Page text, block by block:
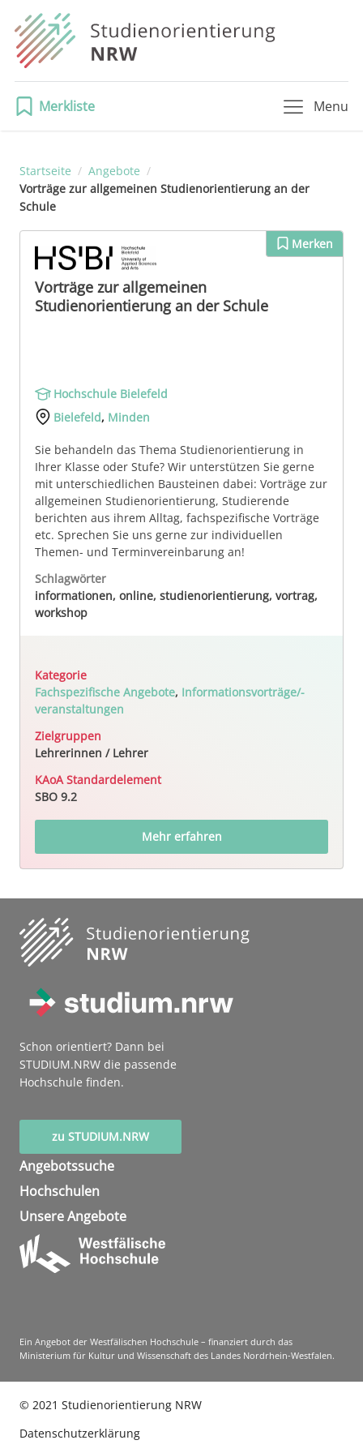
Merkliste Menu
Startseite / Angebote /
Vorträge zur allgemeinen Studienorientierung an der
Schule
Merken
Vorträge zur allgemeinen
Studienorientierung an der Schule
Hochschule Bielefeld
Bielefeld, Minden
Sie behandeln das Thema Studienorientierung in
Ihrer Klasse oder Stufe? Wir unterstützen Sie gerne
mit unterschiedlichen Bausteinen dabei: Vorträge zur
allgemeinen Studienorientierung, Studierende
berichten aus ihrem Alltag, fachspezifische Vorträge
etc. Sprechen Sie uns gerne zur individuellen
Themen- und Terminvereinbarung an!
Schlagwörter
informationen, online, studienorientierung, vortrag,
workshop
Kategorie
Fachspezifische Angebote, Informationsvorträge/-
veranstaltungen
Zielgruppen
Lehrerinnen / Lehrer
KAoA Standardelement
SBO 9.2
Mehr erfahren
Schon orientiert? Dann bei
STUDIUM.NRW die passende
Hochschule finden.
zu STUDIUM.NRW
Angebotssuche
Hochschulen
Unsere Angebote
Ein Angebot der Westfälischen Hochschule – finanziert durch das
Ministerium für Kultur und Wissenschaft des Landes Nordrhein-Westfalen.
© 2021 Studienorientierung NRW
Datenschutzerklärung